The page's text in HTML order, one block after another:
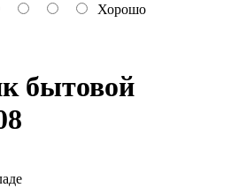
Хорошо
бытовой